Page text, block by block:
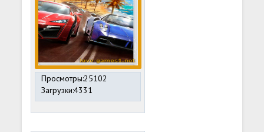
Просмотры:25102
Загрузки:4331